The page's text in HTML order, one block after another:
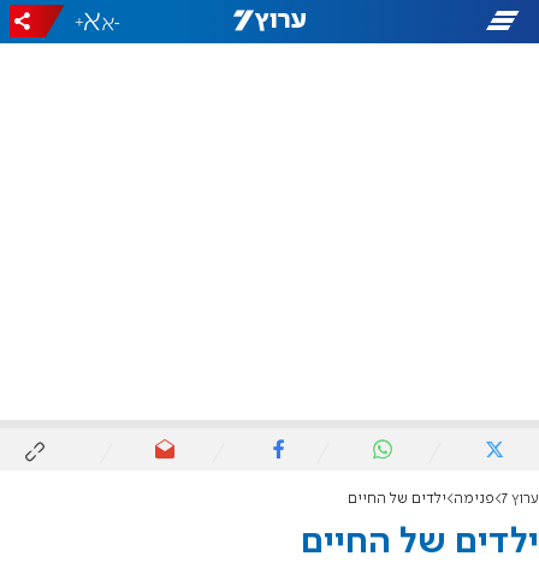
-
+
ערוץ 7 פנימה ילדים של החיים
ילדים של החיים